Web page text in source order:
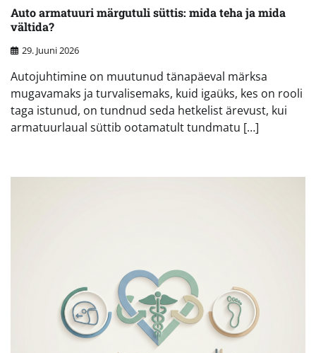
Auto armatuuri märgutuli süttis: mida teha ja mida
vältida?
29. Juuni 2026
Autojuhtimine on muutunud tänapäeval märksa
mugavamaks ja turvalisemaks, kuid igaüks, kes on rooli
taga istunud, on tundnud seda hetkelist ärevust, kui
armatuurlaual süttib ootamatult tundmatu […]